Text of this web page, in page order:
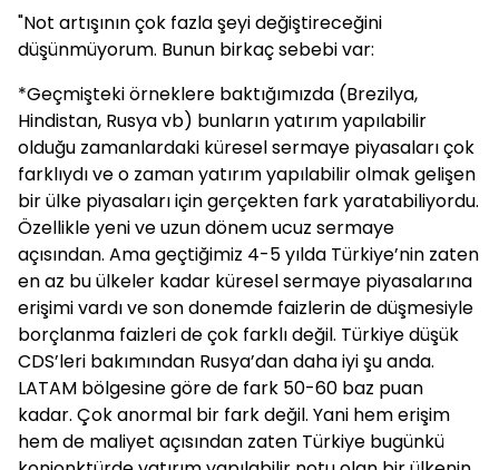
"Not artışının çok fazla şeyi değiştireceğini
düşünmüyorum. Bunun birkaç sebebi var:
*Geçmişteki örneklere baktığımızda (Brezilya,
Hindistan, Rusya vb) bunların yatırım yapılabilir
olduğu zamanlardaki küresel sermaye piyasaları çok
farklıydı ve o zaman yatırım yapılabilir olmak gelişen
bir ülke piyasaları için gerçekten fark yaratabiliyordu.
Özellikle yeni ve uzun dönem ucuz sermaye
açısından. Ama geçtiğimiz 4-5 yılda Türkiye’nin zaten
en az bu ülkeler kadar küresel sermaye piyasalarına
erişimi vardı ve son donemde faizlerin de düşmesiyle
borçlanma faizleri de çok farklı değil. Türkiye düşük
CDS’leri bakımından Rusya’dan daha iyi şu anda.
LATAM bölgesine göre de fark 50-60 baz puan
kadar. Çok anormal bir fark değil. Yani hem erişim
hem de maliyet açısından zaten Türkiye bugünkü